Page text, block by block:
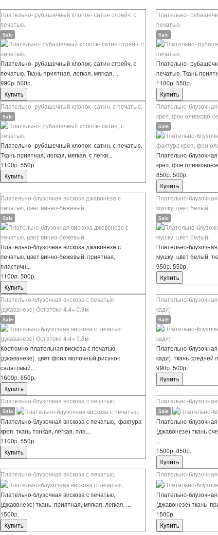
Плательно- рубашечный хлопок- сатин стрейч, с
печатью.
Sale
Плательно- рубашечный хлопок- сатин стрейч, с
печатью. Ткань приятная, легкая, мягкая, ...
990р. 500р.
Плательно-
печатью.
Sale
Плательно-
печатью. Ткань
1100р. 550р.
Плательно- рубашечный хлопок- сатин, с печатью.
Sale
Плательно- рубашечный хлопок- сатин, с печатью.
Ткань приятная, легкая, мягкая, с легки...
1100р. 550р.
Плательно-
креп, фон оливково-
Sale
Плательно-
креп, фон оливково-
850р. 500р.
Плательно-блузочная вискоза джавонезе с
печатью, цвет винно-бежевый,
Sale
Плательно-блузочная вискоза джавонезе с
печатью, цвет винно-бежевый, приятная,
пластичн...
1100р. 500р.
Плательно-
мушку, цвет белый,
Sale
Плательно-
мушку, цвет белый,
950р. 550р.
Плательно-блузочная вискоза с печатью
(джаванезе) Остатоки 4.4+ 0.8м
Sale
Костюмно-плательная вискоза с печатью
(джаванезе). цвет фона молочный,рисунок
салатовый...
1600р. 650р.
Плательно-
кади)
Sale
Плательно-
кади) ткань средней
990р. 500р.
Плательно-блузочная вискоза с печатью,
Sale
Плательно-блузочная вискоза с печатью, фактура
креп. ткань тонкая, легкая, пла...
1100р. 550р.
Плательно-
Sale
Плательно-
(джавонезе) ткань
...
1500р. 850р.
Плательно-блузочная вискоза с печатью,
Плательно-блузочная вискоза с печатью,
(джавонезе) ткань приятная, мягкая, легкая, ...
1500р.
Плательно-
Плательно-
(джавонезе) ткань
1500р.